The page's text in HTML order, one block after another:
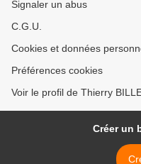
Signaler un abus
C.G.U.
Cookies et données
Préférences cookies
Voir le profil de Thierry
Créer un